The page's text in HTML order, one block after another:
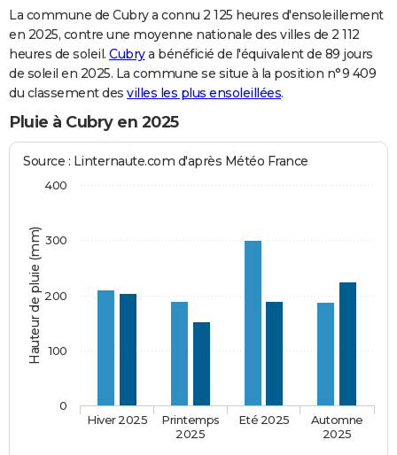
La commune de Cubry a connu 2 125 heures d'ensoleillement
en 2025, contre une moyenne nationale des villes de 2 112
heures de soleil. Cubrya bénéficié de l'équivalent de 89 jours
de soleil en 2025. La commune se situe à la position n°9 409
du classement des villes les plus ensoleillées.
Pluie à Cubry en 2025
Hauteur de pluie (mm)
Source : Linternaute.com d'après Météo France
Hiver 2025
Printemps
2025
Eté 2025
Automne
2025
0
100
200
300
400